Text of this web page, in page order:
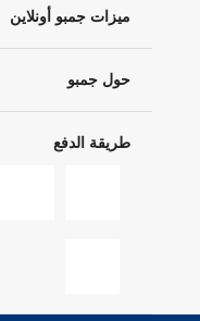
ميزات جمبو أونلاين
حول جمبو
طريقة الدفع